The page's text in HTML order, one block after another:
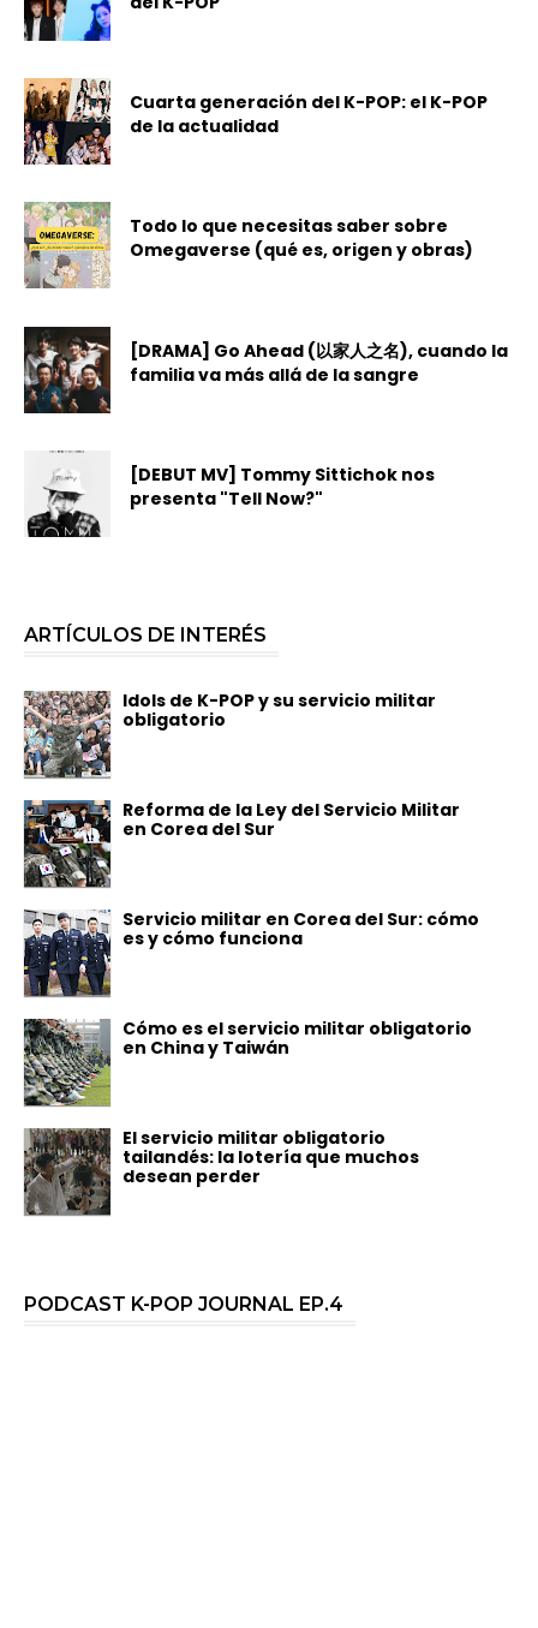
Cuarta generación del K-POP: el K-POP
de la actualidad
Todo lo que necesitas saber sobre
Omegaverse (qué es, origen y obras)
[DRAMA] Go Ahead (以家人之名), cuando la
familia va más allá de la sangre
[DEBUT MV] Tommy Sittichok nos
presenta "Tell Now?"
ARTÍCULOS DE INTERÉS
Idols de K-POP y su servicio militar
obligatorio
Reforma de la Ley del Servicio Militar
en Corea del Sur
Servicio militar en Corea del Sur: cómo
es y cómo funciona
Cómo es el servicio militar obligatorio
en China y Taiwán
El servicio militar obligatorio
tailandés: la lotería que muchos
desean perder
PODCAST K-POP JOURNAL EP.4